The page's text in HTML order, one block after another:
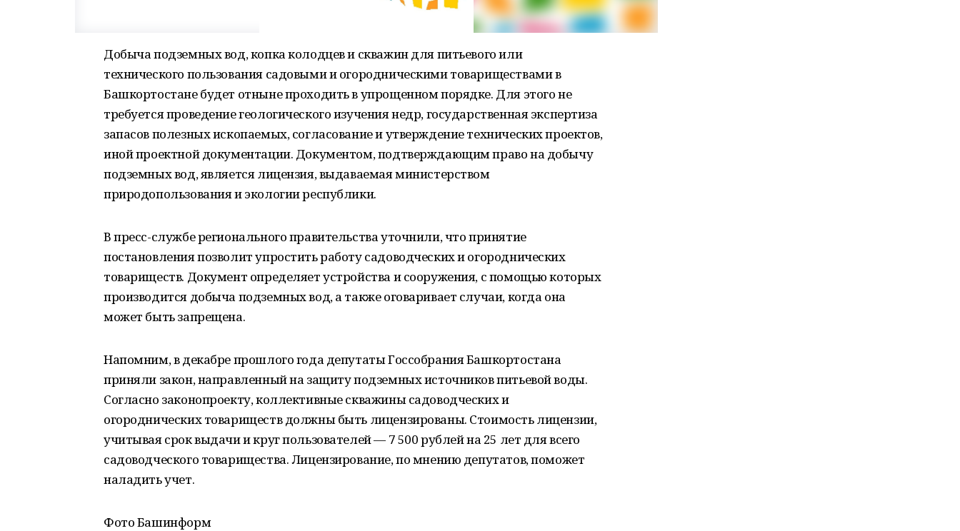
Добыча подземных вод, копка колодцев и скважин для питьевого или
технического пользования садовыми и огородническими товариществами в
Башкортостане будет отныне проходить в упрощенном порядке. Для этого не
требуется проведение геологического изучения недр, государственная экспертиза
запасов полезных ископаемых, согласование и утверждение технических проектов,
иной проектной документации. Документом, подтверждающим право на добычу
подземных вод, является лицензия, выдаваемая министерством
природопользования и экологии республики.
В пресс-службе регионального правительства уточнили, что принятие
постановления позволит упростить работу садоводческих и огороднических
товариществ. Документ определяет устройства и сооружения, с помощью которых
производится добыча подземных вод, а также оговаривает случаи, когда она
может быть запрещена.
Напомним, в декабре прошлого года депутаты Госсобрания Башкортостана
приняли закон, направленный на защиту подземных источников питьевой воды.
Согласно законопроекту, коллективные скважины садоводческих и
огороднических товариществ должны быть лицензированы. Стоимость лицензии,
учитывая срок выдачи и круг пользователей — 7 500 рублей на 25 лет для всего
садоводческого товарищества. Лицензирование, по мнению депутатов, поможет
наладить учет.
Фото Башинформ